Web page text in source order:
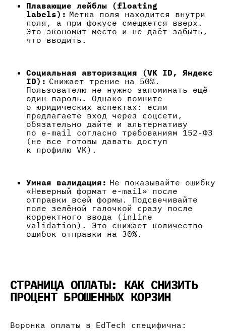
Плавающие лейблы (floating
labels): Метка поля находится внутри
поля, а при фокусе смещается вверх.
Это экономит место и не даёт забыть,
что вводить.
Социальная авторизация (VK ID, Яндекс
ID): Снижает трение на 50%.
Пользователю не нужно запоминать ещё
один пароль. Однако помните
о юридических аспектах: если
предлагаете вход через соцсети,
обязательно дайте и альтернативу
по e-mail согласно требованиям 152-ФЗ
(не все готовы давать доступ
к профилю VK).
Умная валидация: Не показывайте ошибку
«Неверный формат e-mail» после
отправки всей формы. Подсвечивайте
поле зелёной галочкой сразу после
корректного ввода (inline
validation). Это снижает количество
ошибок отправки на 30%.
СТРАНИЦА ОПЛАТЫ: КАК СНИЗИТЬ
ПРОЦЕНТ БРОШЕННЫХ КОРЗИН
Воронка оплаты в EdTech специфична: